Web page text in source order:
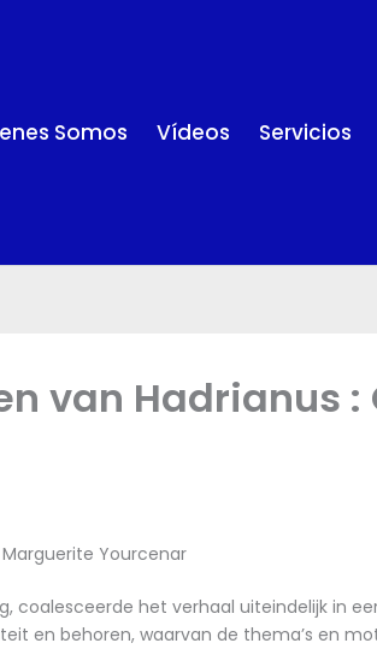
Somos Vídeos Servicios
van Hadrianus :
Yourcenar
coalesceerde het verhaal uiteindelijk in
en behoren, waarvan de thema’s en